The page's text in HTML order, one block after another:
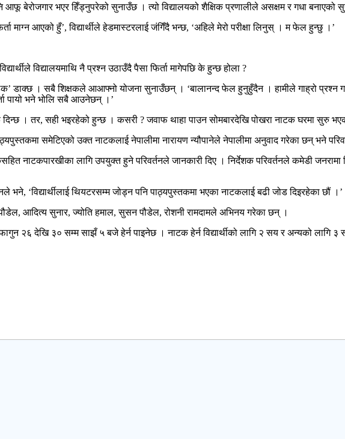
बेरोजगार भएर हिँड्नुपरेको सुनाउँछ । त्यो विद्यालयको शैक्षिक प्रणालीले असक्षम र गधा बनाएको
आएको हुँ’, विद्यार्थीले हेडमास्टरलाई जंगिँदै भन्छ, ‘अहिले मेरो परीक्षा लिनुस् । म फेल हुन्छु ।’
विद्यालयमाथि नै प्रश्न उठाउँदै पैसा फिर्ता मागेपछि के हुन्छ होला ?
डाक्छ । सबै शिक्षकले आआफ्नो योजना सुनाउँछन् । ‘बालानन्द फेल हुनुहुँदैन । हामीले गाह्रो
पायो भने भोलि सबै आउनेछन् ।’
। तर, सही भइरहेको हुन्छ । कसरी ? जवाफ थाहा पाउन सोमबारदेखि पोखरा नाटक घरमा सुरु
समेटिएको उक्त नाटकलाई नेपालीमा नारायण न्यौपानेले नेपालीमा अनुवाद गरेका छन् भने
नाटकपारखीका लागि उपयुक्त हुने परिवर्तनले जानकारी दिए । निर्देशक परिवर्तनले कमेडी
भने, ‘विद्यार्थीलाई थियटरसम्म जोड्न पनि पाठ्यपुस्तकमा भएका नाटकलाई बढी जोड दिइरहेका छौं ।’
आदित्य सुनार, ज्योति हमाल, सुसन पौडेल, रोशनी रामदामले अभिनय गरेका छन् ।
२६ देखि ३० सम्म साझँ ५ बजे हेर्न पाइनेछ । नाटक हेर्न विद्यार्थीको लागि २ सय र अन्यको लागि